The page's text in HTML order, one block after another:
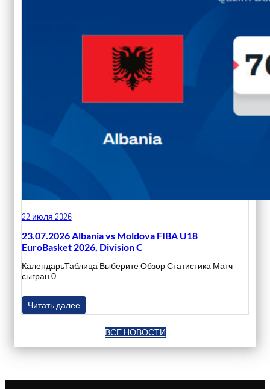
22 июля 2026
23.07.2026 Albania vs Moldova FIBA U18
EuroBasket 2026, Division C
КалендарьТаблица Выберите Обзор Статистика Матч
сыгран 0
Читать далее
ВСЕ НОВОСТИ